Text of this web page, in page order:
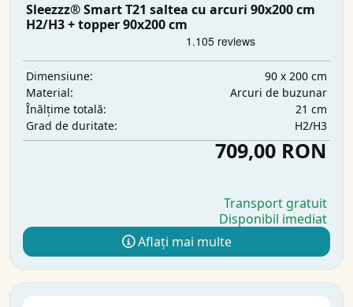
Sleezzz® Smart T21 saltea cu arcuri 90x200 cm
H2/H3 + topper 90x200 cm
Dimensiune:
90 x 200 cm
Material:
Arcuri de buzunar
Înălțime totală:
21 cm
Grad de duritate:
H2/H3
709,00 RON
Transport gratuit
Disponibil imediat
Aflați mai multe